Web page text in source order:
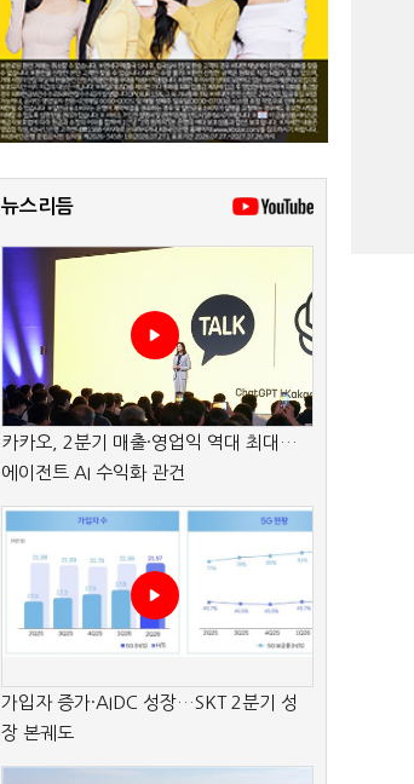
뉴스리듬
카카오, 2분기 매출·영업익 역대 최대…
에이전트 AI 수익화 관건
가입자 증가·AIDC 성장…SKT 2분기 성
장 본궤도